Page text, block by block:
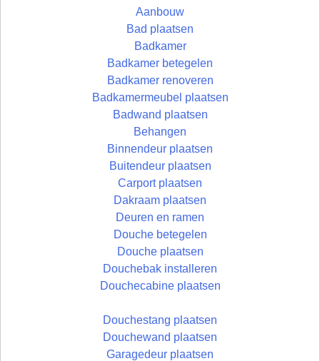
Aanbouw
Bad plaatsen
Badkamer
Badkamer betegelen
Badkamer renoveren
Badkamermeubel plaatsen
Badwand plaatsen
Behangen
Binnendeur plaatsen
Buitendeur plaatsen
Carport plaatsen
Dakraam plaatsen
Deuren en ramen
Douche betegelen
Douche plaatsen
Douchebak installeren
Douchecabine plaatsen
Douchestang plaatsen
Douchewand plaatsen
Garagedeur plaatsen